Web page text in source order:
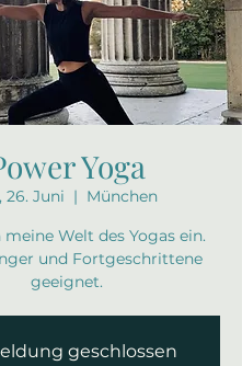
Yoga
26. Juni
  |
München
meine Welt des Yogas ein.
und Fortgeschrittene
geeignet.
geschlossen